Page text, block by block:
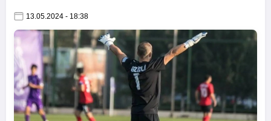
13.05.2024 - 18:38